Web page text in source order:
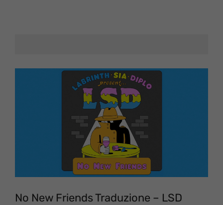
No New Friends Traduzione – LSD